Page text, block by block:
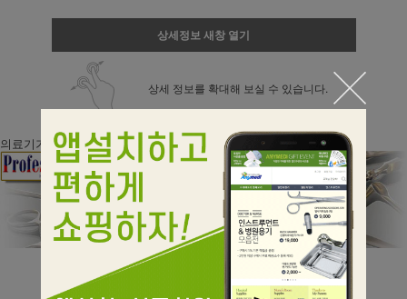
상세정보 새창 열기
상세 정보를 확대해 보실 수 있습니다.
의료기기광고사전심의 통보접수번호 : 제 2011-01692 호
■ 제품사양